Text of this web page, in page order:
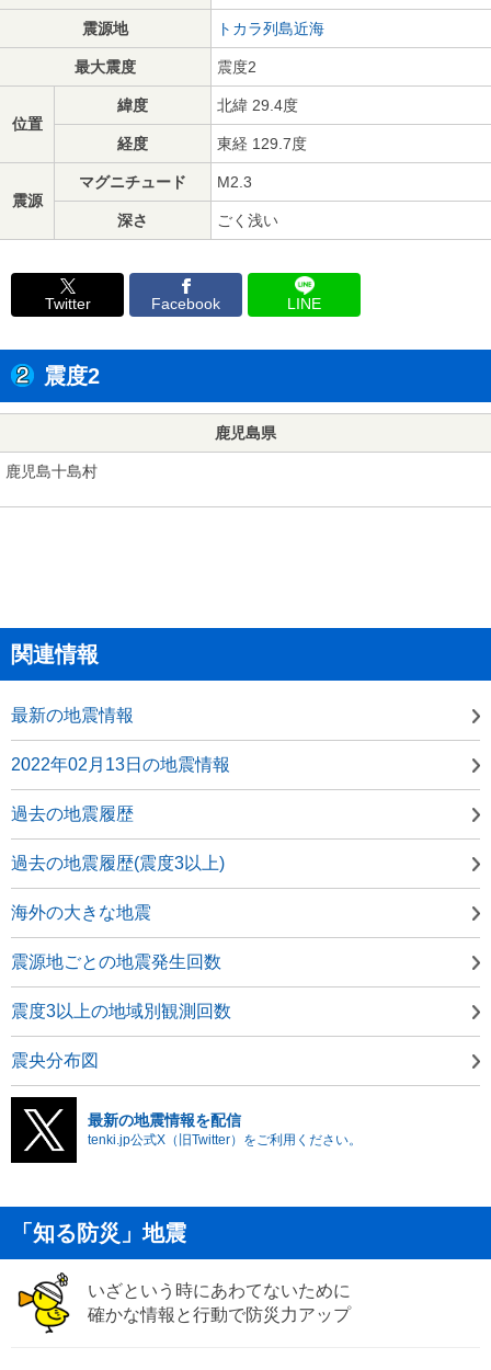
震源地 トカラ列島近海
最大震度 震度2
位置
緯度 北緯 29.4度
経度 東経 129.7度
震源
マグニチュード M2.3
深さ ごく浅い
Twitter Facebook LINE
震度2
鹿児島県
鹿児島十島村
関連情報
最新の地震情報
2022年02月13日の地震情報
過去の地震履歴
過去の地震履歴(震度3以上)
海外の大きな地震
震源地ごとの地震発生回数
震度3以上の地域別観測回数
震央分布図
最新の地震情報を配信
tenki.jp公式X（旧Twitter）をご利用ください。
「知る防災」地震
いざという時にあわてないために
確かな情報と行動で防災力アップ